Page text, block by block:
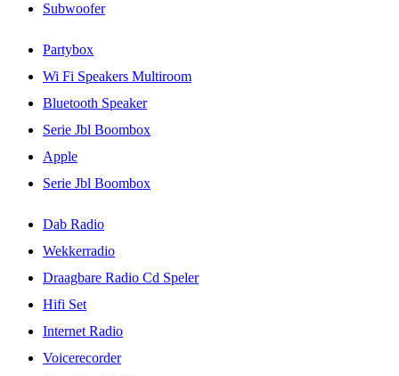
Subwoofer
Partybox
Wi Fi Speakers Multiroom
Bluetooth Speaker
Serie Jbl Boombox
Apple
Serie Jbl Boombox
Dab Radio
Wekkerradio
Draagbare Radio Cd Speler
Hifi Set
Internet Radio
Voicerecorder